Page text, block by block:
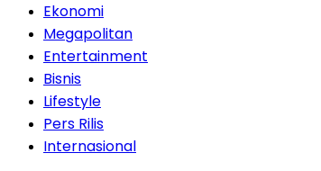
Ekonomi
Megapolitan
Entertainment
Bisnis
Lifestyle
Pers Rilis
Internasional